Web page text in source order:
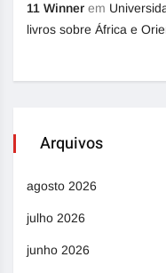
11 Winner em
livros sobre África e
Arquivos
agosto 2026
julho 2026
junho 2026